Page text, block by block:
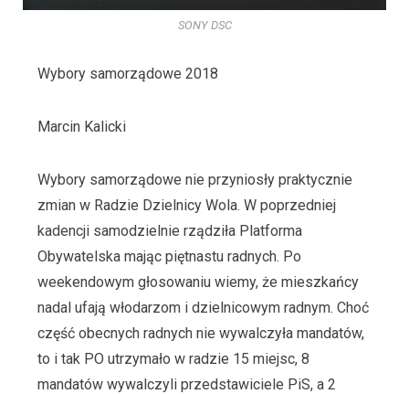
SONY DSC
Wybory samorządowe 2018
Marcin Kalicki
Wybory samorządowe nie przyniosły praktycznie
zmian w Radzie Dzielnicy Wola. W poprzedniej
kadencji samodzielnie rządziła Platforma
Obywatelska mając piętnastu radnych. Po
weekendowym głosowaniu wiemy, że mieszkańcy
nadal ufają włodarzom i dzielnicowym radnym. Choć
część obecnych radnych nie wywalczyła mandatów,
to i tak PO utrzymało w radzie 15 miejsc, 8
mandatów wywalczyli przedstawiciele PiS, a 2